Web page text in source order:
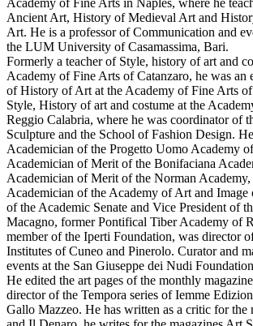
Ancient Art, History of Medieval Art and
Art. He is a professor of Communication and
the LUM University of Casamassima, Bari.
Formerly a teacher of Style, history of art and
Academy of Fine Arts of Catanzaro, he was an
of History of Art at the Academy of Fine Arts
Style, History of art and costume at the
Reggio Calabria, where he was coordinator of
Sculpture and the School of Fashion Design.
Academician of the Progetto Uomo Academy
Academician of Merit of the Bonifaciana
Academician of Merit of the Norman
Academician of the Academy of Art and Image
of the Academic Senate and Vice President of
Macagno, former Pontifical Tiber Academy of
member of the Iperti Foundation, was director
Institutes of Cuneo and Pinerolo. Curator and
events at the San Giuseppe dei Nudi
He edited the art pages of the monthly
director of the Tempora series of Iemme
Gallo Mazzeo. He has written as a critic for the